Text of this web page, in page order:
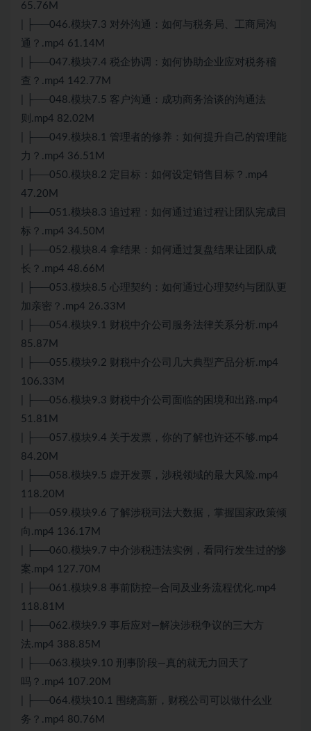
65.76M
| ├──046.模块7.3 对外沟通：如何与税务局、工商局沟
通？.mp4 61.14M
| ├──047.模块7.4 税企协调：如何协助企业应对税务稽
查？.mp4 142.77M
| ├──048.模块7.5 客户沟通：成功商务洽谈的沟通法
则.mp4 82.02M
| ├──049.模块8.1 管理者的修养：如何提升自己的管理能
力？.mp4 36.51M
| ├──050.模块8.2 定目标：如何设定销售目标？.mp4
47.20M
| ├──051.模块8.3 追过程：如何通过追过程让团队完成目
标？.mp4 34.50M
| ├──052.模块8.4 拿结果：如何通过复盘结果让团队成
长？.mp4 48.66M
| ├──053.模块8.5 心理契约：如何通过心理契约与团队更
加亲密？.mp4 26.33M
| ├──054.模块9.1 财税中介公司服务法律关系分析.mp4
85.87M
| ├──055.模块9.2 财税中介公司几大典型产品分析.mp4
106.33M
| ├──056.模块9.3 财税中介公司面临的困境和出路.mp4
51.81M
| ├──057.模块9.4 关于发票，你的了解也许还不够.mp4
84.20M
| ├──058.模块9.5 虚开发票，涉税领域的最大风险.mp4
118.20M
| ├──059.模块9.6 了解涉税司法大数据，掌握国家政策倾
向.mp4 136.17M
| ├──060.模块9.7 中介涉税违法实例，看同行发生过的惨
案.mp4 127.70M
| ├──061.模块9.8 事前防控—合同及业务流程优化.mp4
118.81M
| ├──062.模块9.9 事后应对—解决涉税争议的三大方
法.mp4 388.85M
| ├──063.模块9.10 刑事阶段—真的就无力回天了
吗？.mp4 107.20M
| ├──064.模块10.1 围绕高新，财税公司可以做什么业
务？.mp4 80.76M